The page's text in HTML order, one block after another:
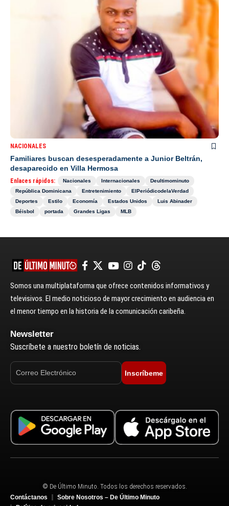
NACIONALES
Familiares buscan desesperadamente a Junior Beltrán,
desaparecido en Villa Hermosa
Enlaces rápidos: Nacionales Internacionales
Deultimominuto
República Dominicana
Entretenimiento
ElPeriódicodelaVerdad
Deportes
Estilo Economía Estados Unidos
Luis Abinader
Béisbol
portada Grandes Ligas MLB
Somos una multiplataforma que ofrece contenidos informativos y
televisivos. El medio noticioso de mayor crecimiento en audiencia en
el menor tiempo en la historia de la comunicación caribeña.
Newsletter
Suscríbete a nuestro boletín de noticias.
Inscríbeme
© De Último Minuto. Todos los derechos reservados.
Contáctanos
Sobre Nosotros – De Último Minuto